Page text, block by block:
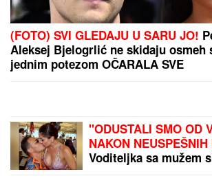
(FOTO) SVI GLEDAJU U SARU JO!
Aleksej Bjelogrlić ne skidaju osmeh
jednim potezom OČARALA SVE
"ODUSTALI SMO OD
NAKON
Voditeljka sa mužem